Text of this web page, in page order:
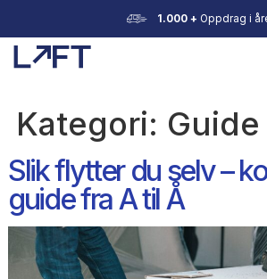
1.000 +
Kategori:Guide
Slik flytter du selv –
guide fra A til Å